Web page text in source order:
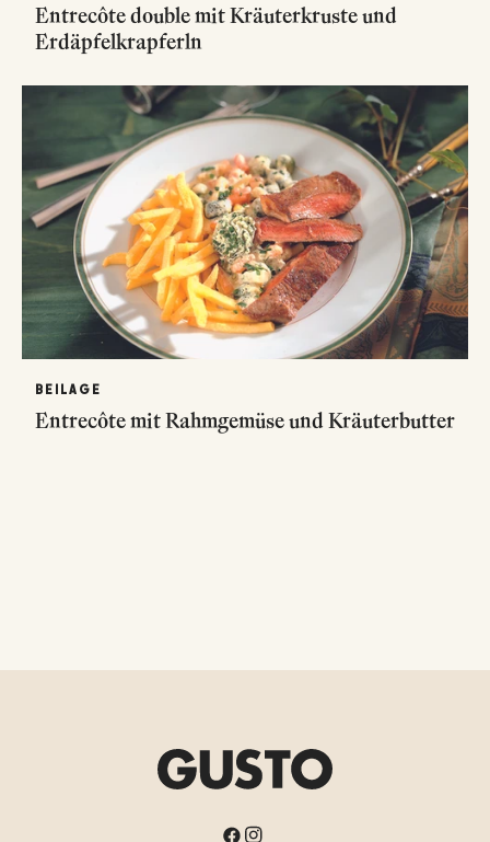
Entrecôte double mit Kräuterkruste und
Erdäpfelkrapferln
BEILAGE
Entrecôte mit Rahmgemüse und Kräuterbutter